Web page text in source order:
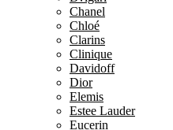
Chanel
Chloé
Clarins
Clinique
Davidoff
Dior
Elemis
Estee Lauder
Eucerin